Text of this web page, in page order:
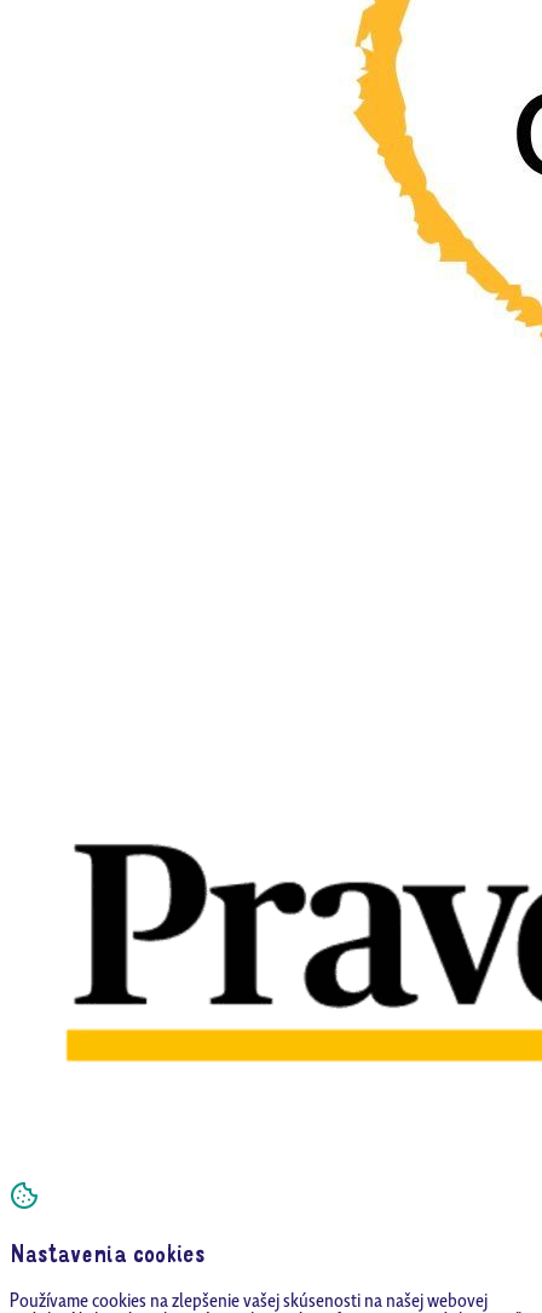
Nastavenia cookies
Používame cookies na zlepšenie vašej skúsenosti na našej webovej